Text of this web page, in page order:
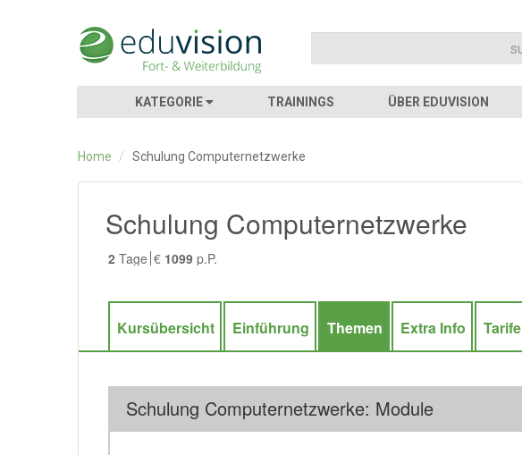
KATEGORIE TRAININGS ÜBER EDUVISION
Home / Schulung Computernetzwerke
Schulung Computernetzwerke
2 Tage € 1099 p.P.
Kursübersicht Einführung Themen Extra Info Tarife
Schulung Computernetzwerke: Module